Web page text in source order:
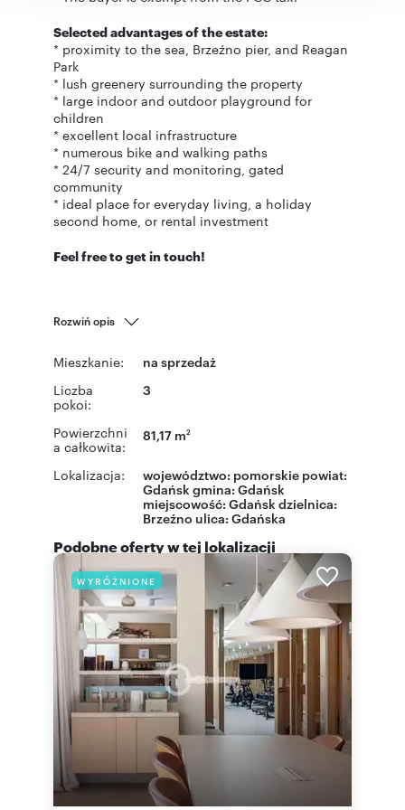
Selected advantages of the estate:
* proximity to the sea, Brzeźno pier, and Reagan
Park
* lush greenery surrounding the property
* large indoor and outdoor playground for
children
* excellent local infrastructure
* numerous bike and walking paths
* 24/7 security and monitoring, gated
community
* ideal place for everyday living, a holiday
second home, or rental investment
Feel free to get in touch!
Rozwiń opis
Mieszkanie: na sprzedaż
Liczba
pokoi:
3
Powierzchni
a całkowita:
81,17 m2
Lokalizacja: województwo: pomorskie powiat:
Gdańsk gmina:Gdańsk
miejscowość: Gdańsk dzielnica:
Brzeźno ulica: Gdańska
Podobne oferty w tej lokalizacji
WYRÓŻNIONE